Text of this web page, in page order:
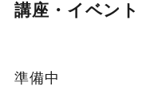
講座・イベント
準備中